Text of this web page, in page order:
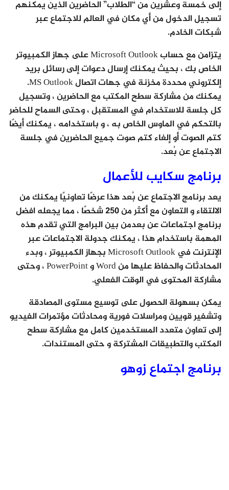
إلى خمسة وعشرين من “الطلاب” الحاضرين الذين يمكنهم
تسجيل الدخول من أي مكان في العالم للاجتماع عبر
شبكات الخادم.
يتزامن مع حساب Microsoft Outlook على جهاز الكمبيوتر
الخاص بك ، بحيث يمكنك إرسال دعوات إلى رسائل بريد
إلكتروني محددة مخزنة في جهات اتصال MS Outlook.
يمكنك من مشاركة سطح المكتب مع الحاضرين ، وتسجيل
كل جلسة للاستخدام في المستقبل ، وحتى السماح للحاضر
بالتحكم في الماوس الخاص به ، و باستخدامه ، يمكنك أيضًا
كتم الصوت أو إلغاء كتم صوت جميع الحاضرين في جلسة
الاجتماع عن بُعد.
برنامج سكايب للأعمال
يعد برنامج الاجتماع عن بُعد هذا عرضًا تعاونيًا يمكنك من
الالتقاء و التعاون مع أكثر من 250 شخصًا ، مما يجعله افضل
برنامج اجتماعات عن بعدمن بين البرامج التي تقدم هذه
المهمة باستخدام هذا ، يمكنك جدولة الاجتماعات عبر
الإنترنت في Microsoft Outlook بجهاز الكمبيوتر ، وبدء
المحادثات والحفاظ عليها من Word و PowerPoint ، وحتى
مشاركة المحتوى في الوقت الفعلي.
يمكن بسهولة الحصول على توسيع مستوى المصادقة
وتشفير قويين ومراسلات فورية ومحادثات مؤتمرات الفيديو
إلى تعاون متعدد المستخدمين كامل مع مشاركة سطح
المكتب والتطبيقات المشتركة و حتى المستندات.
برنامج اجتماع زوهو